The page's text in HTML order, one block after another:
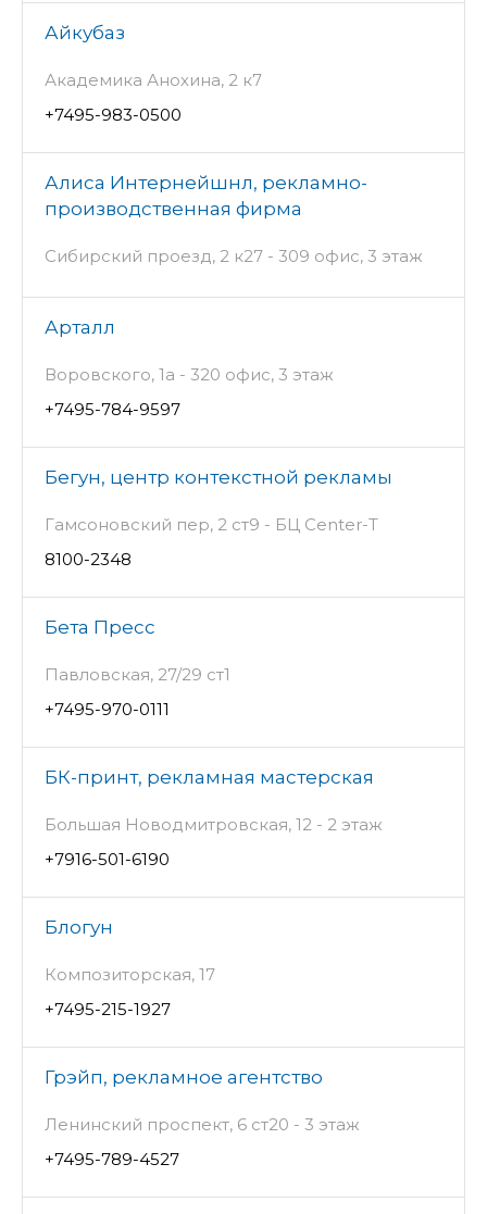
Айкубаз
Академика Анохина, 2 к7
+7495-983-0500
Алиса Интернейшнл, рекламно-
производственная фирма
Сибирский проезд, 2 к27 - 309 офис, 3 этаж
Арталл
Воровского, 1а - 320 офис, 3 этаж
+7495-784-9597
Бегун, центр контекстной рекламы
Гамсоновский пер, 2 ст9 - БЦ Center-T
8100-2348
Бета Пресс
Павловская, 27/29 ст1
+7495-970-0111
БК-принт, рекламная мастерская
Большая Новодмитровская, 12 - 2 этаж
+7916-501-6190
Блогун
Композиторская, 17
+7495-215-1927
Грэйп, рекламное агентство
Ленинский проспект, 6 ст20 - 3 этаж
+7495-789-4527